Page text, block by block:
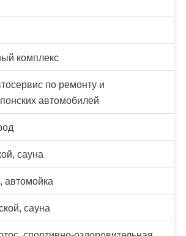
комплекс
по ремонту и
автомобилей
сауна
автомойка
сауна